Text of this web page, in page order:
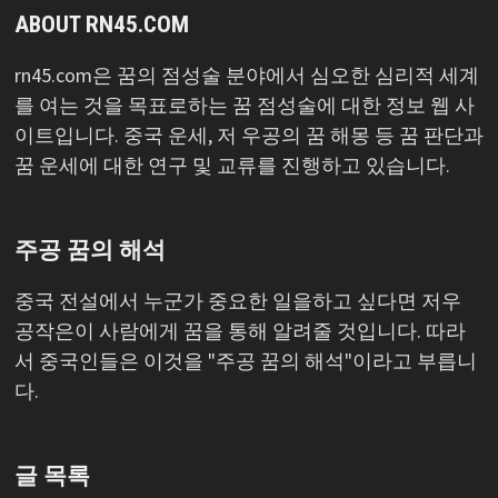
ABOUT RN45.COM
rn45.com은 꿈의 점성술 분야에서 심오한 심리적 세계
를 여는 것을 목표로하는 꿈 점성술에 대한 정보 웹 사
이트입니다. 중국 운세, 저 우공의 꿈 해몽 등 꿈 판단과
꿈 운세에 대한 연구 및 교류를 진행하고 있습니다.
주공 꿈의 해석
중국 전설에서 누군가 중요한 일을하고 싶다면 저우
공작은이 사람에게 꿈을 통해 알려줄 것입니다. 따라
서 중국인들은 이것을 "주공 꿈의 해석"이라고 부릅니
다.
글 목록